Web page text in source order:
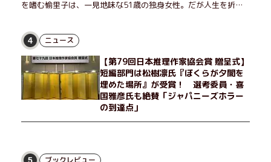
を嗜む愉里子は、一見地味な51歳の独身女性。だが人生を折り
せる男が現れた。茶の湯の粋人、70歳の万江島だ。だが彼に
は、ある秘密があった……。自分の心と身体を偽らない女たちの
姿と、その連帯を描く。赤裸々にして切実な、セクシュアリティ
をめぐる物語。
4 ニュース
【第79回日本推理作家協会賞 贈呈式】
短編部門は松樹凛氏『ぼくらが夕闇を
埋めた場所』が受賞！ 選考委員・喜
国雅彦氏も絶賛「ジャパニーズホラー
の到達点」
5 ブックレビュー